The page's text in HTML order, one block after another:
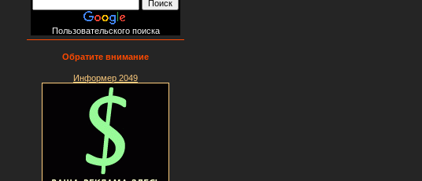
Пользовательского поиска
Обратите внимание
Информер 2049